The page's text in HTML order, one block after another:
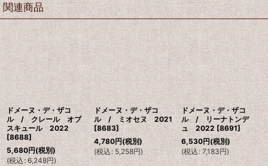
関連商品
ドメーヌ・デ・ザコ
ル / クレール オブ
スキュール 2022
[8688]
5,680円(税別)
(税込: 6,248円)
ドメーヌ・デ・ザコ
ル / ミオセヌ 2021
[8683]
4,780円(税別)
(税込 : 5,258円)
ドメーヌ・デ・ザコ
ル / リーナトンデ
ュ 2022 [8691]
6,530円(税別)
(税込: 7,183円)